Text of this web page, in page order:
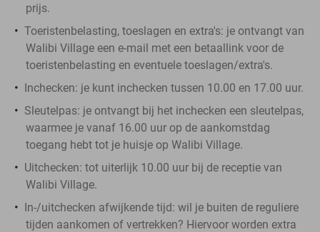
prijs.
Toeristenbelasting, toeslagen en extra's: je ontvangt van
Walibi Village een e-mail met een betaallink voor de
toeristenbelasting en eventuele toeslagen/extra's.
Inchecken: je kunt inchecken tussen 10.00 en 17.00 uur.
Sleutelpas: je ontvangt bij het inchecken een sleutelpas,
waarmee je vanaf 16.00 uur op de aankomstdag
toegang hebt tot je huisje op Walibi Village.
Uitchecken: tot uiterlijk 10.00 uur bij de receptie van
Walibi Village.
In-/uitchecken afwijkende tijd: wil je buiten de reguliere
tijden aankomen of vertrekken? Hiervoor worden extra